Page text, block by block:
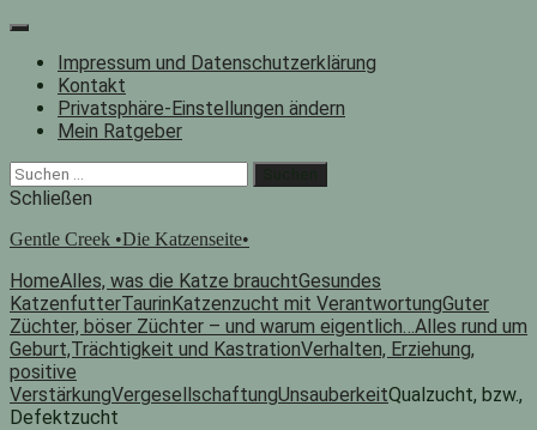
Zum
springenImpressum und Datenschutzerklärung
Kontakt
Privatsphäre-Einstellungen ändern
Mein Ratgeber
Facebook
Instagram
"Suche"-
Button
Suchen
nach:
Schließen
Gentle Creek •Die Katzenseite•
HomeAlles, was die Katze brauchtGesundes
KatzenfutterTaurinKatzenzucht mit VerantwortungGuter
Züchter, böser Züchter – und warum eigentlich…Alles rund um
Geburt,Trächtigkeit und KastrationVerhalten, Erziehung,
positive
VerstärkungVergesellschaftungUnsauberkeitQualzucht, bzw.,
Defektzucht